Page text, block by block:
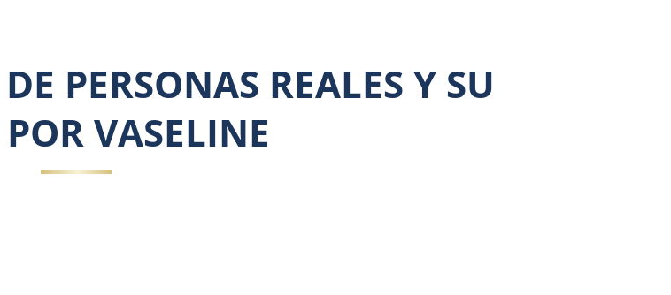
PERSONAS REALES Y SU
VASELINE